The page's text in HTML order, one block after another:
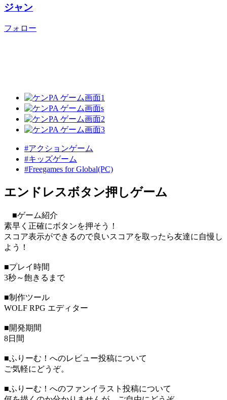
ジャン
フォロー
#アクションゲーム
#キッズゲーム
#Freegames for Global(PC)
エンドレスボタン押しゲーム
■ゲーム紹介
素早く正確にボタンを押そう！
スコア表示ができるので良いスコアを取ったら友達に自慢し
よう！
■プレイ時間
3秒～飽きるまで
■制作ツール
WOLF RPG エディター
■開発期間
8日間
■ふりーむ！へのレビュー投稿について
ご気軽にどうぞ。
■ふりーむ！へのファンイラスト投稿について